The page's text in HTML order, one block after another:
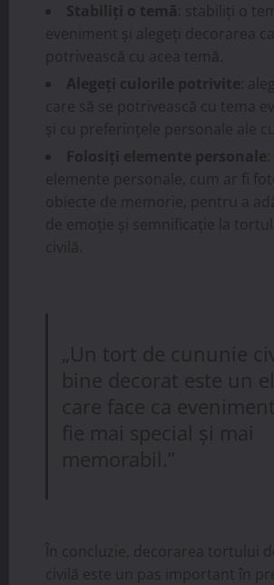
Stabiliți o temă : stabiliți o
eveniment și alegeți decorarea
potrivească cu acea temă.
Alegeți culorile potrivite :
care să se potrivească cu tema
și cu preferințele personale ale
Folosiți elemente personale
elemente personale, cum ar fi
obiecte de memorie, pentru a
de emoție și semnificație la
civilă.
„Un tort de cununie
bine decorat este un
care face ca
fie mai special și mai
memorabil.”
În concluzie, decorarea tortului
civilă este un pas important în